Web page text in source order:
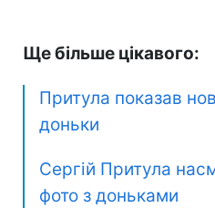
Ще більше цікавого:
Притула показав
доньки
Сергій Притула
фото з доньками